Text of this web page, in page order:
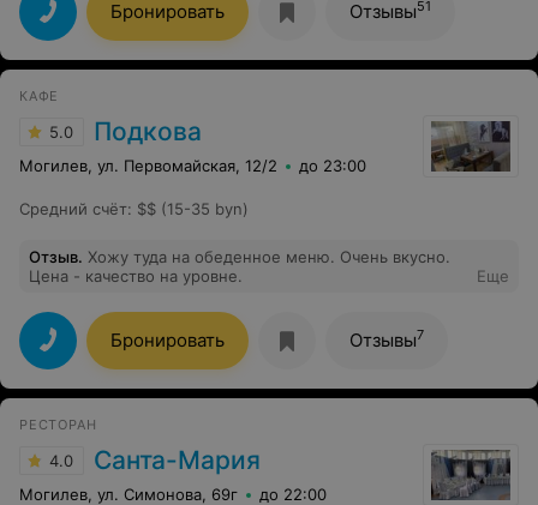
Бронировать Отзывы51
КАФЕ
5.0 Подкова
Могилев, ул. Первомайская, 12/2 до 23:00
Средний счёт: $$ (15-35 byn)
Отзыв. Хожу туда на обеденное меню. Очень вкусно.
Цена - качество на уровне.
Еще
Бронировать Отзывы7
РЕСТОРАН
4.0 Санта-Мария
Могилев, ул. Симонова, 69г до 22:00